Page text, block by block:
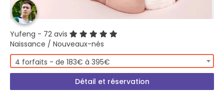
Yufeng - 72 avis
Naissance / Nouveaux-nés
4 forfaits - de 183€ à 395€
Détail et réservation